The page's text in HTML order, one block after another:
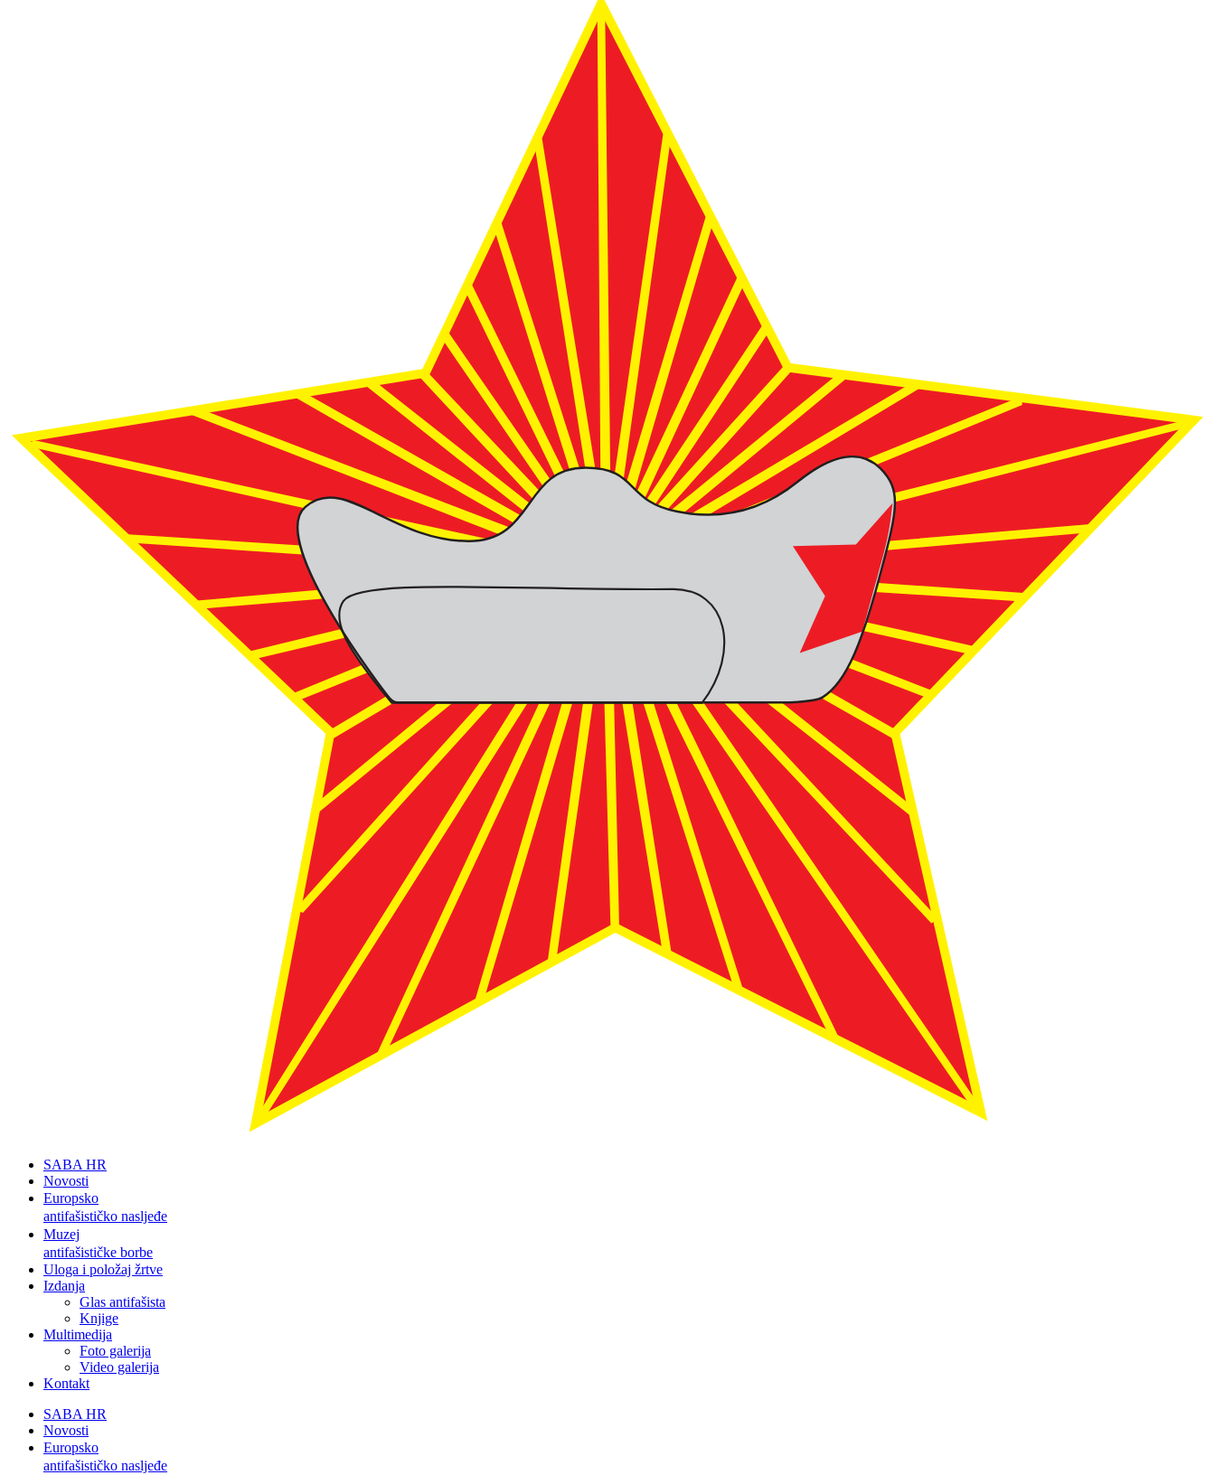
SABA HR
Novosti
Europsko
antifašističko nasljeđe
Muzej
antifašističke borbe
Uloga i položaj žrtve
Izdanja
Glas antifašista
Knjige
Multimedija
Foto galerija
Video galerija
Kontakt
SABA HR
Novosti
Europsko
antifašističko nasljeđe